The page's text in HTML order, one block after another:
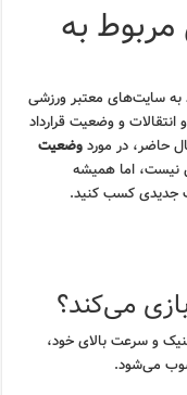
به
به سایت‌های معتبر ورزشی
و وضعیت قرارداد
حاضر، در موردوضعیت
نیست، اما همیشه
جدیدی کسب کنید.
می‌کند؟
و سرعت بالای خود،
می‌شود.